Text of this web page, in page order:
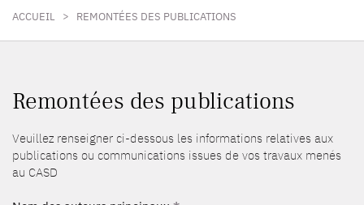
ACCUEIL > REMONTÉES DES PUBLICATIONS
Remontées des publications
Veuillez renseigner ci-dessous les informations relatives aux
publications ou communications issues de vos travaux menés
au CASD